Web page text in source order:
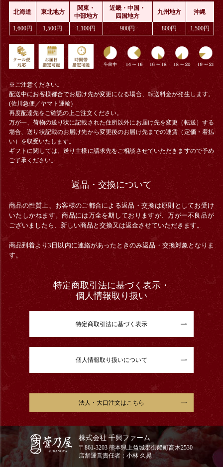
北海道 東北地方
関東・
中部地方
近畿・中国・
四国地方
九州地方 沖縄
1,600円 1,500円 1,100円 900円 800円 1,500円
※ご注意ください。
配送中にお客様都合でお届け先が変更になる場合、 転送料金が発生します。
(佐川急便／ヤマト運輸)
再度配達先をご確認の上ご注文ください。
万が一、荷物の送り状に記載された住所以外にお届け先を変更（転送）する
場合、送り状記載のお届け先から変更後のお届け先までの運賃（定価・着払
い）を収受いたします。
ギフトに関しては、送り主様に請求先をご相談させていただきますので予め
ご了承ください。
返品・交換について
商品の性質上、お客様のご都合による返品・交換は原則としてお受け
いたしかねます。商品には万全を期しておりますが、万が一不良品が
ございましたら、新しい商品と交換又は返金させていただきます。
商品到着より3日以内に連絡があったときのみ返品・交換対象となりま
す。
特定商取引法に基づく表示・
個人情報取り扱い
特定商取引法に基づく表示
個人情報取り扱いについて
法人・大口注文はこちら
株式会社 千興ファーム
〒861-3203 熊本県上益城郡御船町高木2530
店舗運営責任者：小林 久晃